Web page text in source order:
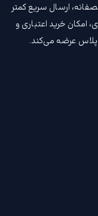
ارسال سریع کمتر
امکان خرید اعتباری و
پلاس عرضه می‌کند.